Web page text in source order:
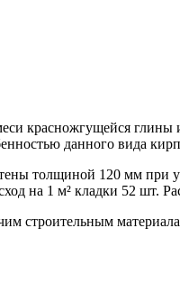
красножгущейся
данного вида
толщиной 120 мм при
на 1 м² кладки 52 шт.
строительным